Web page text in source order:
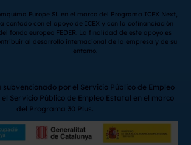
Europe SL en el marco del Programa ICEX Next,
contado con el apoyo de ICEX y con la cofinanciación
fondo europeo FEDER. La finalidad de este apoyo es
al desarrollo internacional de la empresa y de su
entorno.
por el Servicio Público de Empleo
Servicio Público de Empleo Estatal en el marco
del Programa 30 Plus.